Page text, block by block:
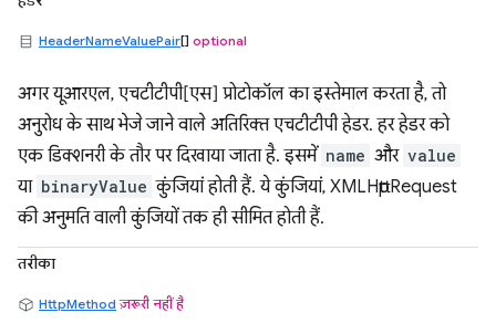
HeaderNameValuePair[] optional
अगर यूआरएल, एचटीटीपी[एस] प्रोटोकॉल का इस्तेमाल करता है, तो
अनुरोध के साथ भेजे जाने वाले अतिरिक्त एचटीटीपी हेडर. हर हेडर को
एक डिक्शनरी के तौर पर दिखाया जाता है. इसमें name और value
या binaryValue कुंजियां होती हैं. ये कुंजियां, XMLHttpRequest
की अनुमति वाली कुंजियों तक ही सीमित होती हैं.
तरीका
HttpMethod ज़रूरी नहीं है